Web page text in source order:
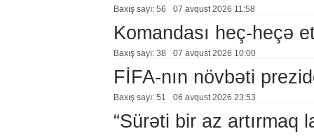
Baxış sayı: 56 07 avqust 2026 11:58
Komandası heç-heçə
Baxış sayı: 38 07 avqust 2026 10:00
FİFA-nın növbəti
Baxış sayı: 51 06 avqust 2026 23:53
“Sürəti bir az artırmaq